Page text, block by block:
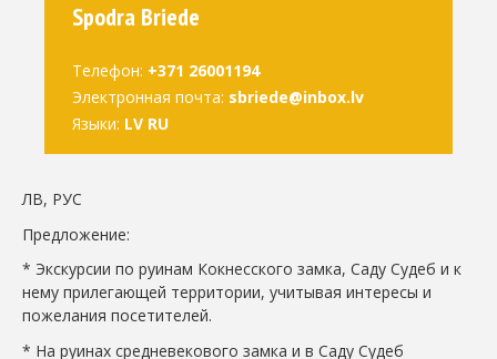
Spodra Briede
Телефон: +371 26001194
Электронная почта: sbriede@inbox.lv
Языки: LV RU
ЛВ, РУС
Предложение:
* Экскурсии по руинам Кокнесского замка, Саду Судеб и к
нему прилегающей территории, учитывая интересы и
пожелания посетителей.
* На руинах средневекового замка и в Саду Судеб